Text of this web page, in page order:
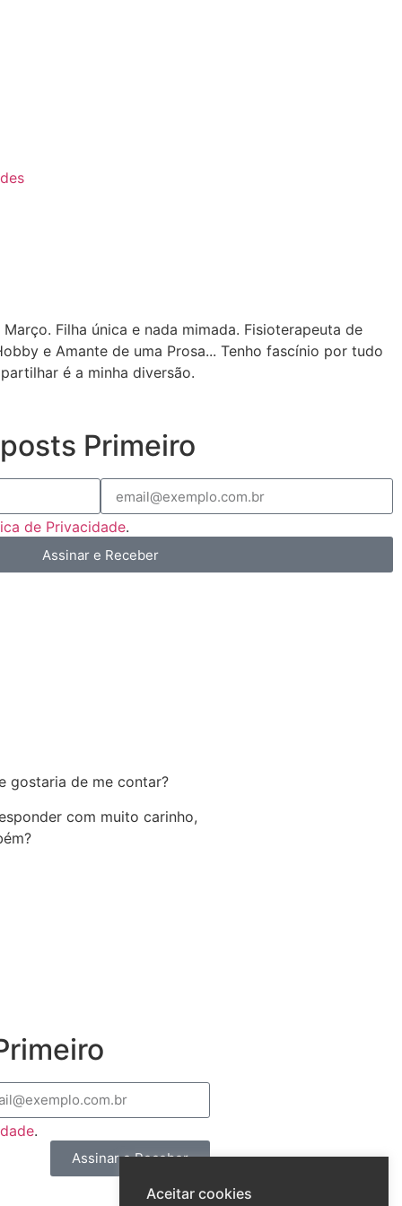
Filha única e nada mimada. Fisioterapeuta de
e Amante de uma Prosa... Tenho fascínio por tudo
é a minha diversão.
Primeiro
de Privacidade.
Assinar e Receber
gostaria de me contar?
com muito carinho,
.
Assinar e Receber
Aceitar cookies